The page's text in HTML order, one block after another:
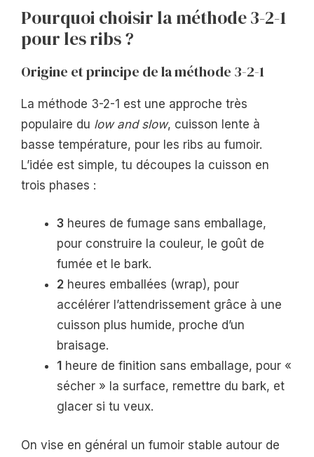
Pourquoi choisir la méthode 3-2-1
pour les ribs ?
Origine et principe de la méthode 3-2-1
La méthode 3-2-1 est une approche très
populaire du low and slow, cuisson lente à
basse température, pour les ribs au fumoir.
L’idée est simple, tu découpes la cuisson en
trois phases :
3 heures de fumage sans emballage,
pour construire la couleur, le goût de
fumée et le bark.
2 heures emballées (wrap), pour
accélérer l’attendrissement grâce à une
cuisson plus humide, proche d’un
braisage.
1 heure de finition sans emballage, pour «
sécher » la surface, remettre du bark, et
glacer si tu veux.
On vise en général un fumoir stable autour de